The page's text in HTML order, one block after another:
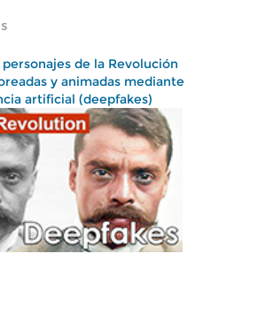
de la Revolución
y animadas mediante
artificial (deepfakes)